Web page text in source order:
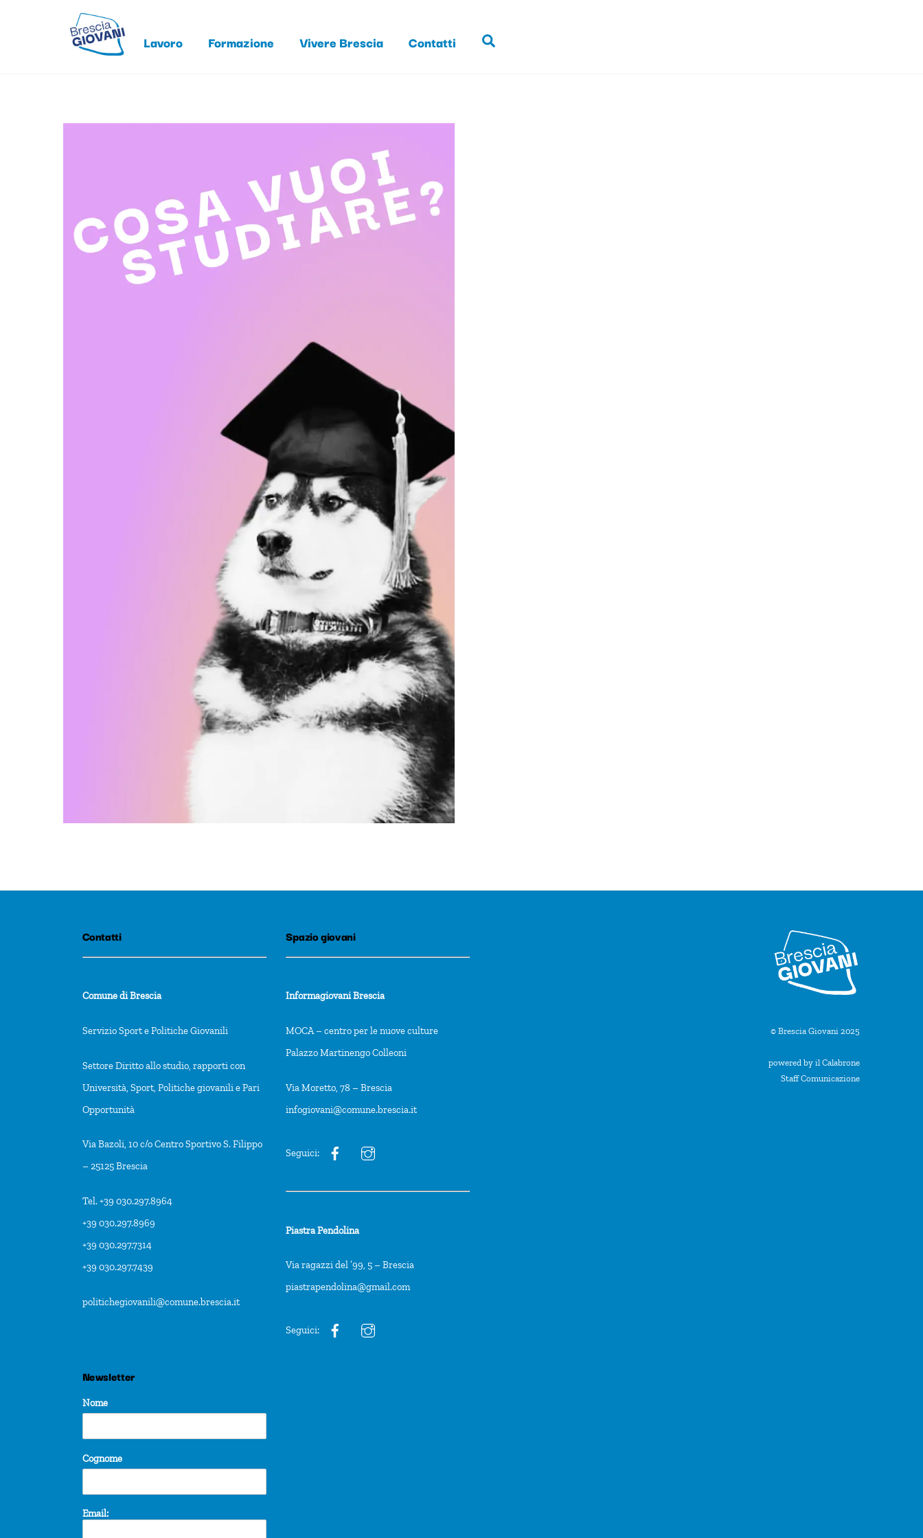
Lavoro Formazione Vivere Brescia Contatti
© Brescia Giovani 2025
powered by il Calabrone
Staff Comunicazione
Contatti
Comune di Brescia
Servizio Sport e Politiche Giovanili
Settore Diritto allo studio, rapporti con
Università, Sport, Politiche giovanili e Pari
Opportunità
Via Bazoli, 10 c/o Centro Sportivo S. Filippo
– 25125 Brescia
Tel. +39 030.297.8964
+39 030.297.8969
+39 030.297.7314
+39 030.297.7439
politichegiovanili@comune.brescia.it
Spazio giovani
Informagiovani Brescia
MOCA – centro per le nuove culture
Palazzo Martinengo Colleoni
Via Moretto, 78 – Brescia
infogiovani@comune.brescia.it
Seguici:
Piastra Pendolina
Via ragazzi del ’99, 5 – Brescia
piastrapendolina@gmail.com
Seguici:
Newsletter
Nome
Cognome
Email: